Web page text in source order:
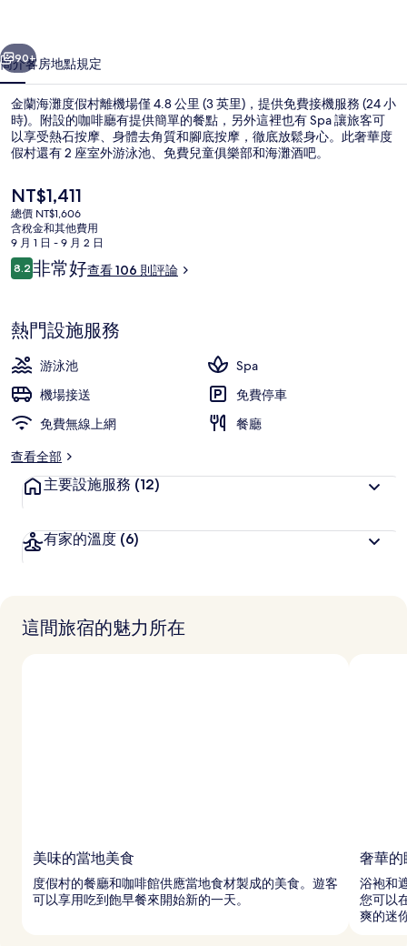
的
相
片
集
個 下一個
90+
簡介客房地點規定
金蘭海灘度假村離機場僅 4.8 公里 (3 英里)，提供免費接機服務 (24 小
時)。附設的咖啡廳有提供簡單的餐點，另外這裡也有 Spa 讓旅客可
以享受熱石按摩、身體去角質和腳底按摩，徹底放鬆身心。此奢華度
假村還有 2 座室外游泳池、免費兒童俱樂部和海灘酒吧。
目
前
的
價
格
是
NT$1,411
總價 NT$1,606
含稅金和其他費用
9 月 1 日 - 9 月 2 日
評
論
8.28.2 分，滿分 10 分，
非常好查看 106 則評論
熱門設施服務
游泳池
Spa
機場接送
免費停車
免費無線上網
餐廳
查看全部
主要設施服務 (12)
有家的溫度 (6)
這間旅宿的魅力所在
美味的當地美食
度假村的餐廳和咖啡館供應當地食材製成的美食。遊客
可以享用吃到飽早餐來開始新的一天。
奢華的
浴袍和
您可以
爽的迷